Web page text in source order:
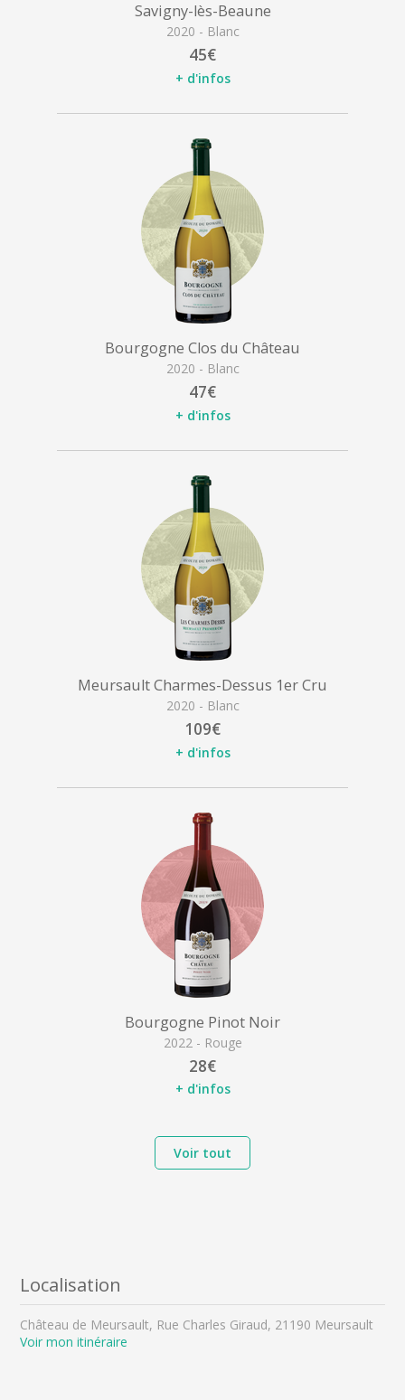
Savigny-lès-Beaune
2020 - Blanc
45€
+ d'infos
Bourgogne Clos du Château
2020 - Blanc
47€
+ d'infos
Meursault Charmes-Dessus 1er Cru
2020 - Blanc
109€
+ d'infos
Bourgogne Pinot Noir
2022 - Rouge
28€
+ d'infos
Voir tout
Localisation
Château de Meursault, Rue Charles Giraud, 21190 Meursault
Voir mon itinéraire